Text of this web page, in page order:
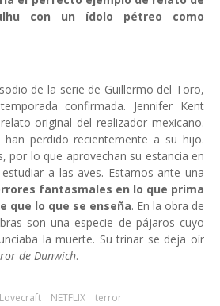
con un ídolo pétreo como
de la serie de Guillermo del Toro,
confirmada. Jennifer Kent
original del realizador mexicano.
perdido recientemente a su hijo.
por lo que aprovechan su estancia en
a las aves. Estamos ante una
fantasmales en lo que prima
que lo que se enseña. En la obra de
son una especie de pájaros cuyo
la muerte. Su trinar se deja oír
de Dunwich.
Lovecraft NETFLIX terror